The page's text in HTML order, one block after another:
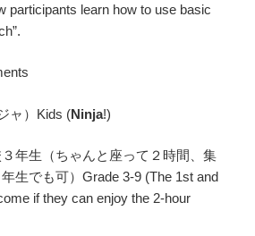
participants learn how to use basic
ャ）Kids (Ninja!)
年生（ちゃんと座って２時間、集
生でも可）Grade 3-9 (The 1st and
if they can enjoy the 2-hour